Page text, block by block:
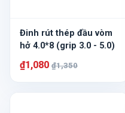
Đinh rút thép đầu vòm
hở 4.0*8 (grip 3.0 - 5.0)
₫1,080 ₫1,350